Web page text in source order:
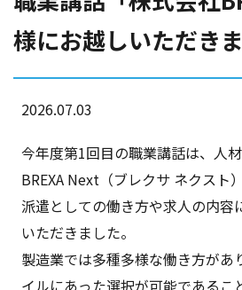
様にお越しいただきま
2026.07.03
今年度第1回目の職業講話は、人
BREXA Next（ブレクサ ネクスト
派遣としての働き方や求人の内容
いただきました。
製造業では多種多様な働き方があ
イルにあった選択が可能であるこ